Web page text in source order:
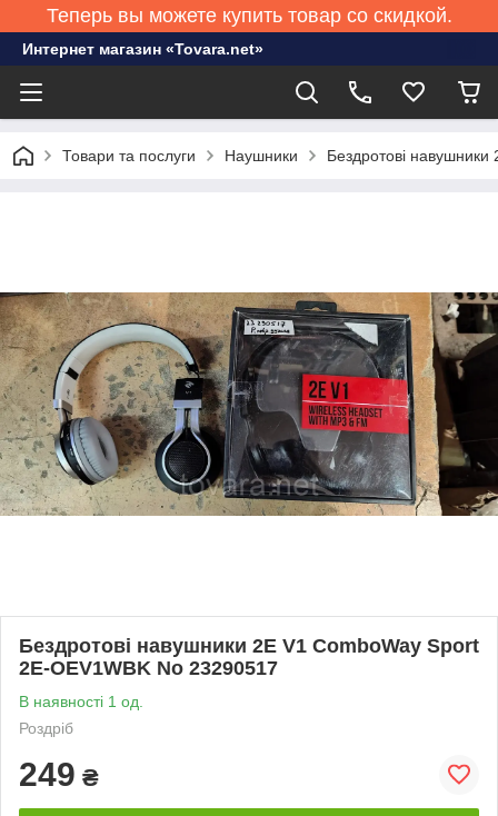
Теперь вы можете купить товар со скидкой.
Интернет магазин «Tovara.net»
Товари та послуги Наушники Бездротові
Бездротові навушники 2E V1 ComboWay Sport
2E-OEV1WBK No 23290517
В наявності 1 од.
Роздріб
249 ₴